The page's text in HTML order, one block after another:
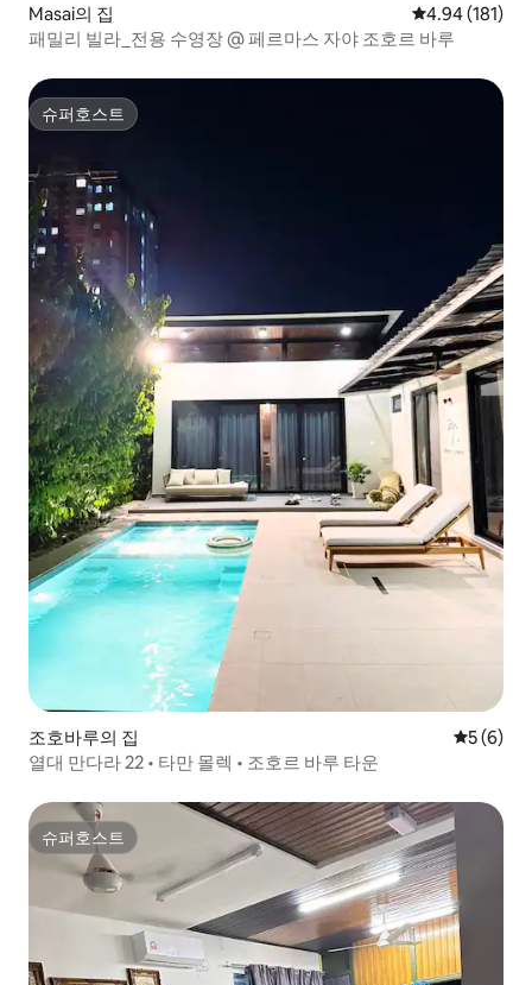
Masai의 집 평점 4.94점(5
4.94 (181)
패밀리 빌라_전용 수영장 @ 페르마스 자야 조호르 바루
슈퍼호스트
슈퍼호스트
조호바루의 집 평점 5점
5 (6)
열대 만다라 22 • 타만 몰렉 • 조호르 바루 타운
슈퍼호스트
슈퍼호스트